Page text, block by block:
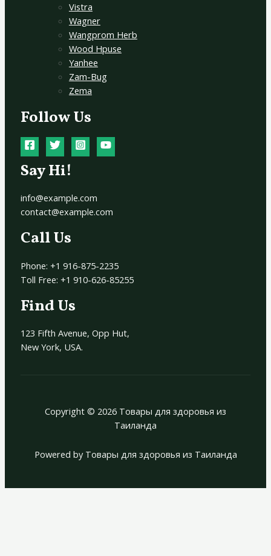
Vistra
Wagner
Wangprom Herb
Wood Hpuse
Yanhee
Zam-Bug
Zema
Follow Us
Say Hi!
info@example.com
contact@example.com
Call Us
Phone: +1 916-875-2235
Toll Free: +1 910-626-85255
Find Us
123 Fifth Avenue, Opp Hut,
New York, USA.
Copyright © 2026 Товары для здоровья из
Таиланда
Powered by Товары для здоровья из Таиланда